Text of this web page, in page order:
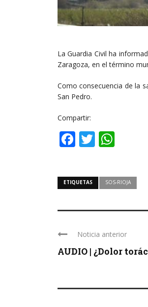
La Guardia Civil ha
Zaragoza, en el término
Como consecuencia de la
San Pedro.
Compartir:
Facebook
Twitter
ETIQUETAS SOS-RIOJA
Noticia anterior
AUDIO | ¿Dolor